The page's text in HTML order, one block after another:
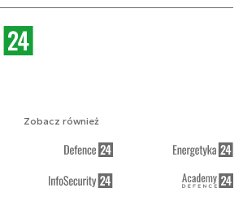
Zobacz również